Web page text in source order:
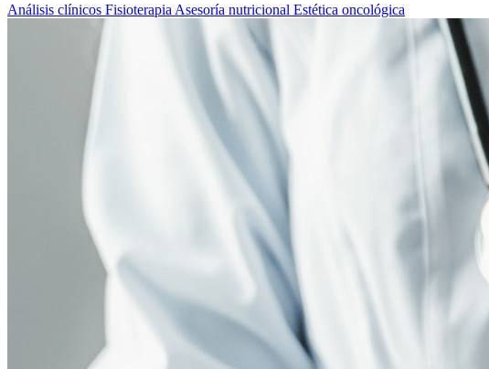
Análisis clínicos Fisioterapia Asesoría nutricional Estética oncológica